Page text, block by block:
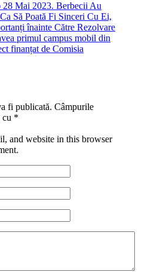
28 Mai 2023. Berbecii Au
Să Poată Fi Sinceri Cu Ei,
înainte Către Rezolvare
primul campus mobil din
finanțat de Comisia
fi publicată. Câmpurile
cu *
and website in this browser